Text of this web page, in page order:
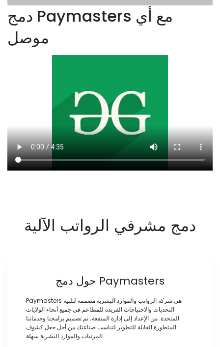
دمج Paymasters مع أي
موصل
دمج مشرفي الرواتب الآلية
حول دمج Paymasters
Paymasters هي شركة الرواتب والموارد البشرية مصممة لتلبية
التحديات والاحتياجات الفريدة للمطاعم في جميع أنحاء الولايات
المتحدة. من الإعداد إلى إدارة المنفعة، تم تصميم برامجنا وخدماتنا
المتطورة القابلة للتطوير لتناسب صناعتك من أجل جعل كشوف
المرتبات والموارد البشرية سهلة.